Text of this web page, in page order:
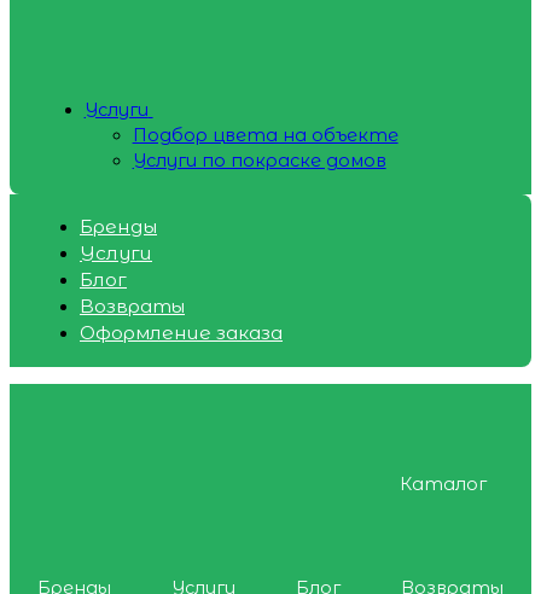
Услуги
Подбор цвета на объекте
Услуги по покраске домов
Бренды
Услуги
Блог
Возвраты
Оформление заказа
Каталог
Бренды Услуги Блог
Возвраты